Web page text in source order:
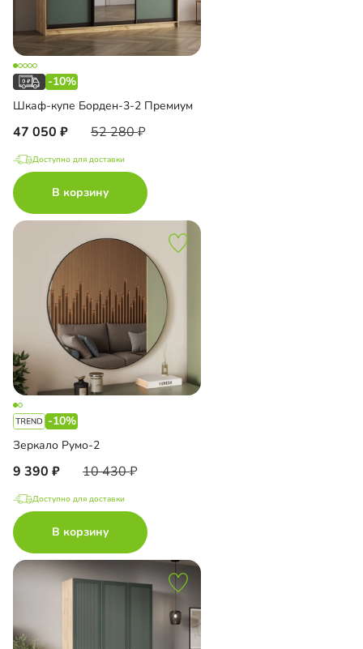
-10%
Шкаф-купе Борден-3-2 Премиум
47 050 52 280
Доступно для доставки
В корзину
-10%
Зеркало Румо-2
9 390 10 430
Доступно для доставки
В корзину